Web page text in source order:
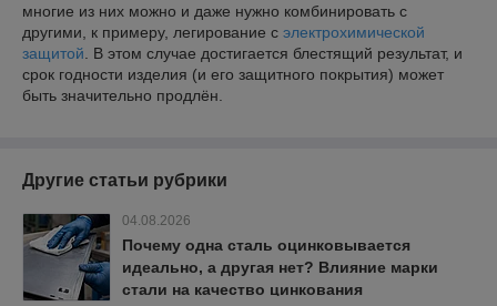
многие из них можно и даже нужно комбинировать с
другими, к примеру, легирование с электрохимической
защитой . В этом случае достигается блестящий результат, и
срок годности изделия (и его защитного покрытия) может
быть значительно продлён.
Другие статьи рубрики
04.08.2026
Почему одна сталь оцинковывается
идеально, а другая нет? Влияние марки
стали на качество цинкования